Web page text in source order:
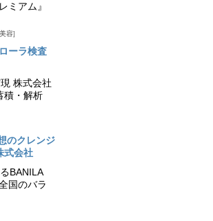
ミアム』
美容
ーラ検査
株式会社
積・解析
のクレンジ
式会社
BANILA
国のバラ